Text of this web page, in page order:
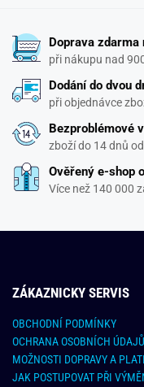
Doprava
při nákupu nad
Dodání do dvou
při objednávce
Bezproblémové
zboží do 14 dnů
Ověřený e-shop
Více než 140 000
ZÁKAZNICKY SERVIS
OBCHODNÍ PODMÍNKY
OCHRANA OSOBNÍCH ÚDAJŮ
MOŽNOSTI DOPRAVY A
JAK POSTUPOVAT PŘI